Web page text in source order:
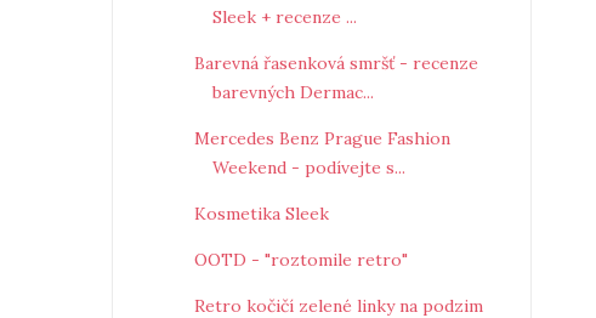
Sleek + recenze ...
Barevná řasenková smršť - recenze
barevných Dermac...
Mercedes Benz Prague Fashion
Weekend - podívejte s...
Kosmetika Sleek
OOTD - "roztomile retro"
Retro kočičí zelené linky na podzim